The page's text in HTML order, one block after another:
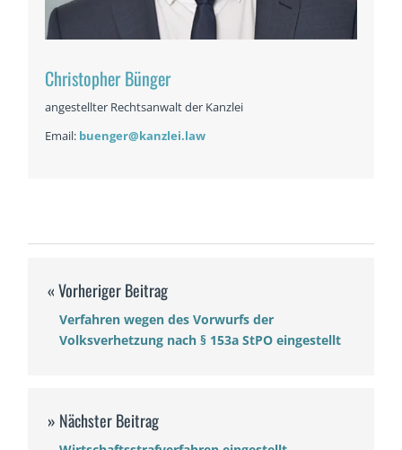
Christopher Bünger
angestellter Rechtsanwalt der Kanzlei
Email: buenger@kanzlei.law
Verfahren wegen des Vorwurfs der
Volksverhetzung nach § 153a StPO eingestellt